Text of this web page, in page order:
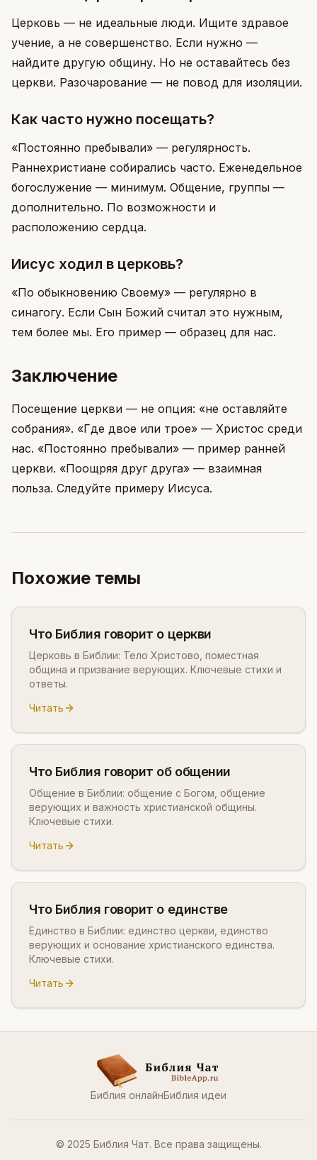
Церковь — не идеальные люди. Ищите здравое
учение, а не совершенство. Если нужно —
найдите другую общину. Но не оставайтесь без
церкви. Разочарование — не повод для изоляции.
Как часто нужно посещать?
«Постоянно пребывали» — регулярность.
Раннехристиане собирались часто. Еженедельное
богослужение — минимум. Общение, группы —
дополнительно. По возможности и
расположению сердца.
Иисус ходил в церковь?
«По обыкновению Своему» — регулярно в
синагогу. Если Сын Божий считал это нужным,
тем более мы. Его пример — образец для нас.
Заключение
Посещение церкви — не опция: «не оставляйте
собрания». «Где двое или трое» — Христос среди
нас. «Постоянно пребывали» — пример ранней
церкви. «Поощряя друг друга» — взаимная
польза. Следуйте примеру Иисуса.
Похожие темы
Что Библия говорит о церкви
Церковь в Библии: Тело Христово, поместная
община и призвание верующих. Ключевые стихи и
ответы.
Читать
Что Библия говорит об общении
Общение в Библии: общение с Богом, общение
верующих и важность христианской общины.
Ключевые стихи.
Читать
Что Библия говорит о единстве
Единство в Библии: единство церкви, единство
верующих и основание христианского единства.
Ключевые стихи.
Читать
Библия онлайнБиблия идеи
© 2025 Библия Чат. Все права защищены.